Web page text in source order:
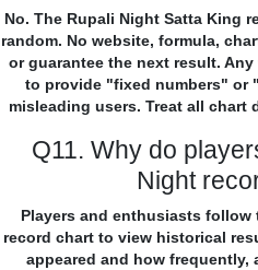
No. The Rupali Night Satta King
random. No website, formula,
or guarantee the next result.
to provide "fixed numbers" or
misleading users. Treat all chart
Q11. Why do
Night
Players and enthusiasts
record chart to view historical
appeared and how frequently,